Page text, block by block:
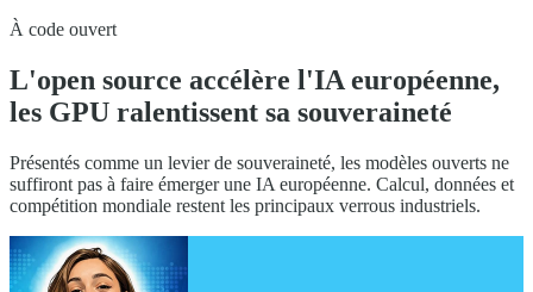
À code ouvert
L'open source accélère l'IA européenne,
les GPU ralentissent sa souveraineté
Présentés comme un levier de souveraineté, les modèles ouverts ne
suffiront pas à faire émerger une IA européenne. Calcul, données et
compétition mondiale restent les principaux verrous industriels.